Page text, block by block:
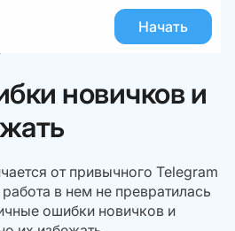
Начать
Частые ошибки новичков и как их избежать
новичков и
от привычного Telegram
в нем не превратилась
ошибки новичков и